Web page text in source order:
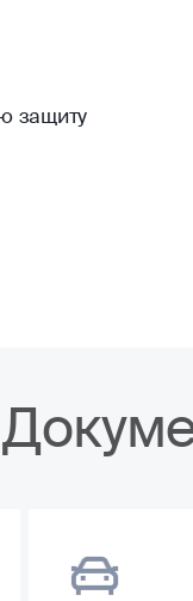
защиту